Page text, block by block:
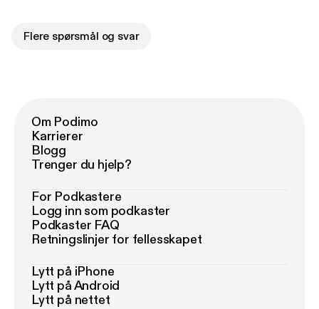
Flere spørsmål og svar
Om Podimo
Karrierer
Blogg
Trenger du hjelp?
For Podkastere
Logg inn som podkaster
Podkaster FAQ
Retningslinjer for fellesskapet
Lytt på iPhone
Lytt på Android
Lytt på nettet